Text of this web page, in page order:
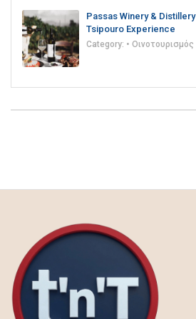
Passas Winery &
Tsipouro Experience
Category: • Οινοτουρισμός